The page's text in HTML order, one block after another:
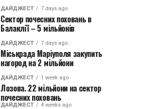
ДАЙДЖЕСТ 7 days ago
Сектор почесних поховань в
Балаклії – 5 мільйонів
ДАЙДЖЕСТ 7 days ago
Міськрада Маріуполя закупить
нагород на 2 мільйони
ДАЙДЖЕСТ 1 week ago
Лозова. 22 мільйони на сектор
почесних поховань
ДАЙДЖЕСТ 4 weeks ago